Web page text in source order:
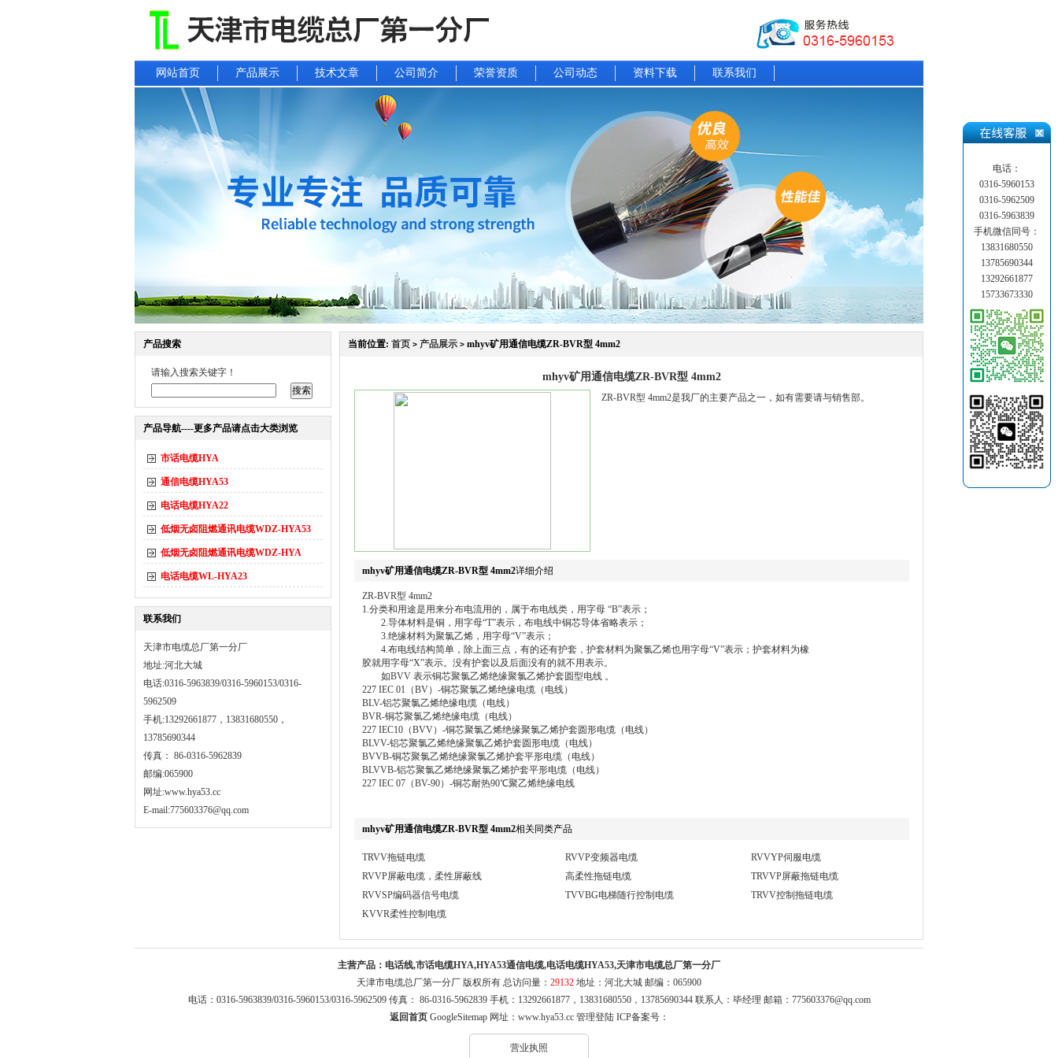
网站首页 产品展示 技术文章 公司简介 荣誉资质 公司动态 资料下载 联系我们
产品搜索
请输入搜索关键字！
产品导航----更多产品请点击大类浏览
市话电缆HYA
通信电缆HYA53
电话电缆HYA22
低烟无卤阻燃通讯电缆WDZ-HYA53
低烟无卤阻燃通讯电缆WDZ-HYA
电话电缆WL-HYA23
联系我们
天津市电缆总厂第一分厂
地址:河北大城
电话:0316-5963839/0316-5960153/0316-
5962509
手机:13292661877，13831680550，
13785690344
传真： 86-0316-5962839
邮编:065900
网址:www.hya53.cc
E-mail:775603376@qq.com
当前位置: 首页 > 产品展示 > mhyv矿用通信电缆ZR-BVR型 4mm2
mhyv矿用通信电缆ZR-BVR型 4mm2
ZR-BVR型 4mm2是我厂的主要产品之一，如有需要请与销售部。
mhyv矿用通信电缆ZR-BVR型 4mm2详细介绍
ZR-BVR型 4mm2
1.分类和用途是用来分布电流用的，属于布电线类，用字母 “B”表示；
2.导体材料是铜，用字母“T”表示，布电线中铜芯导体省略表示；
3.绝缘材料为聚氯乙烯，用字母“V”表示；
4.布电线结构简单，除上面三点，有的还有护套，护套材料为聚氯乙烯也用字母“V”表示；护套材料为橡
胶就用字母“X”表示。没有护套以及后面没有的就不用表示。
如BVV 表示铜芯聚氯乙烯绝缘聚氯乙烯护套圆型电线 。
227 IEC 01（BV）-铜芯聚氯乙烯绝缘电缆（电线）
BLV-铝芯聚氯乙烯绝缘电缆（电线）
BVR-铜芯聚氯乙烯绝缘电缆（电线）
227 IEC10（BVV）-铜芯聚氯乙烯绝缘聚氯乙烯护套圆形电缆（电线）
BLVV-铝芯聚氯乙烯绝缘聚氯乙烯护套圆形电缆（电线）
BVVB-铜芯聚氯乙烯绝缘聚氯乙烯护套平形电缆（电线）
BLVVB-铝芯聚氯乙烯绝缘聚氯乙烯护套平形电缆（电线）
227 IEC 07（BV-90）-铜芯耐热90℃聚乙烯绝缘电线
mhyv矿用通信电缆ZR-BVR型 4mm2相关同类产品
TRVV拖链电缆 RVVP变频器电缆
RVVYP伺服电缆
RVVP屏蔽电缆，柔性屏蔽线
高柔性拖链电缆
TRVVP屏蔽拖链电缆
RVVSP编码器信号电缆
TVVBG电梯随行控制电缆
TRVV控制拖链电缆
KVVR柔性控制电缆
主营产品： 电话线,市话电缆HYA,HYA53通信电缆,电话电缆HYA53,天津市电缆总厂第一分厂
天津市电缆总厂第一分厂 版权所有 总访问量： 29132 地址：河北大城 邮编：065900
电话：0316-5963839/0316-5960153/0316-5962509 传真： 86-0316-5962839 手机：13292661877，13831680550，13785690344 联系人：毕经理 邮箱： 775603376@qq.com
返回首页 GoogleSitemap网址： www.hya53.cc 管理登陆ICP备案号：
电话：
0316-5960153
0316-5962509
0316-5963839
手机微信同号：
13831680550
13785690344
13292661877
15733673330
营业执照